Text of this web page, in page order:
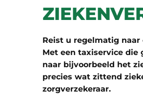
Reist u regelmatig
Met een taxiservice die
naar bijvoorbeeld het
precies wat zittend
zorgverzekeraar.